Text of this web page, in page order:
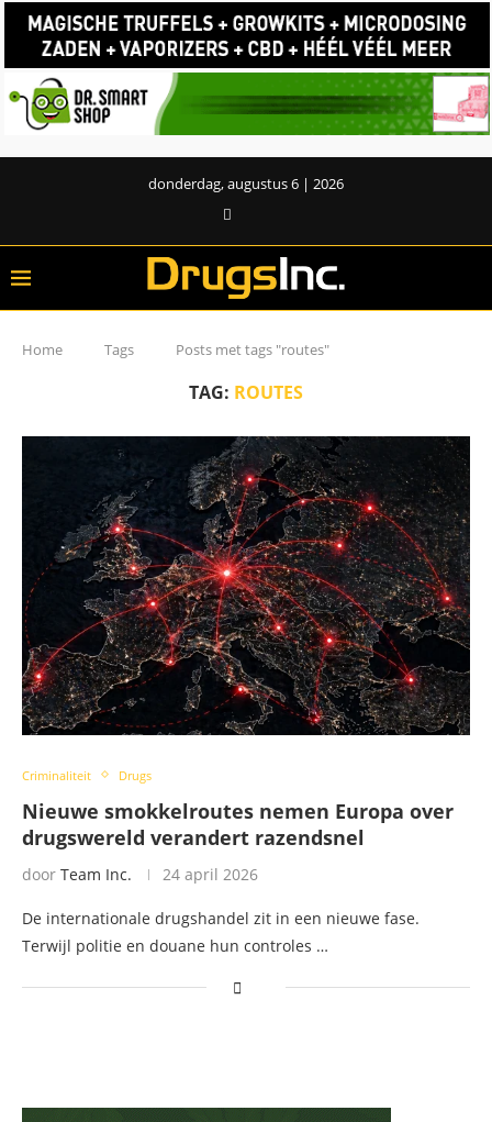
donderdag, augustus 6 | 2026
Home Tags Posts met tags "routes"
TAG: ROUTES
Criminaliteit Drugs
Nieuwe smokkelroutes nemen Europa over
drugswereld verandert razendsnel
door Team Inc. 24 april 2026
De internationale drugshandel zit in een nieuwe fase.
Terwijl politie en douane hun controles …